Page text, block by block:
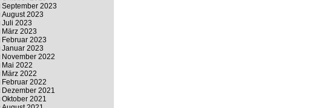
September 2023
August 2023
Juli 2023
März 2023
Februar 2023
Januar 2023
November 2022
Mai 2022
März 2022
Februar 2022
Dezember 2021
Oktober 2021